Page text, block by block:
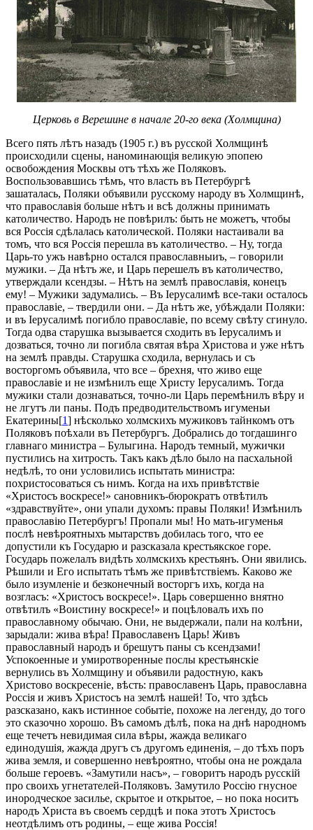
Церковь в Верешине в начале 20-го века (Холмщина)
Всего пять лѣтъ назадъ (1905 г.) въ русской Холмщинѣ
происходили сцены, наноминающія великую эпопею
освобождения Москвы отъ тѣхъ же Поляковъ.
Воспользовавшись тѣмъ, что власть въ Петербургѣ
зашаталась, Поляки объявили русскому народу въ Холмщинѣ,
что православія больше нѣтъ и всѣ должны принимать
католичество. Народъ не повѣрилъ: быть не можетъ, чтобы
вся Россія сдѣлалась католической. Поляки настаивали ва
томъ, что вся Россія перешла въ католичество. – Ну, тогда
Царь-то ужъ навѣрно остался православныиъ, – говорили
мужики. – Да нѣтъ же, и Царь перешелъ въ католичество,
утверждали ксендзы. – Нѣтъ на землѣ православія, конецъ
ему! – Мужики задумались. – Въ Іерусалимѣ все-таки осталось
православіе, – твердили они. – Да нѣтъ же, убѣждали Поляки:
и въ Іерусалимѣ погибло православіе, по всему свѣту сгинуло.
Тогда одва старушка вызывается сходить въ Іерусалимъ и
дозваться, точно ли погибла святая вѣра Христова и уже нѣтъ
на землѣ правды. Старушка сходила, вернулась и съ
восторгомъ объявила, что все – брехня, что живо еще
православіе и не измѣнилъ еще Христу Іерусалимъ. Тогда
мужики стали дознаваться, точно-ли Царь перемѣнилъ вѣру и
не лгутъ ли паны. Подъ предводительствомъ игуменьи
Екатерины[1] нѣсколько холмскихъ мужиковъ тайнкомъ отъ
Поляковъ поѣхали въ Петербургъ. Добрались до тогдашинго
главнаго министра – Булыгина. Народъ темный, мужички
пустились на хитрость. Такъ какъ дѣло было на пасхальной
недѣлѣ, то они условились испытать министра:
похристосоваться съ нимъ. Когда на ихъ привѣтствіе
«Христосъ воскресе!» сановникъ-бюрократъ отвѣтилъ
«здравствуйте», они упали духомъ: правы Поляки! Измѣнилъ
православію Петербургъ! Пропали мы! Но мать-игуменья
послѣ невѣроятныхъ мытарствъ добилась того, что ее
допустили къ Государю и разсказала крестьякское горе.
Государь пожелалъ видѣть холмскихъ крестьянъ. Они явились.
Рѣшили и Его испытать тѣмъ же привѣтствіемъ. Каково же
было изумленіе и безконечный восторгъ ихъ, когда на
возгласъ: «Христосъ воскресе!». Царь совершенно внятно
отвѣтилъ «Воистину воскресе!» и поцѣловалъ ихъ по
православному обычаю. Они, не выдержали, пали на колѣни,
зарыдали: жива вѣра! Православенъ Царь! Живъ
православный народъ и брешутъ паны съ ксендзами!
Успокоенные и умиротворенные послы крестьянскіе
вернулись въ Холмщину и объявили радостную, какъ
Христово воскресеніе, вѣсть: православенъ Царь, православна
Россія и живъ Христосъ на землѣ нашей! То, что здѣсь
разсказано, какъ истинное событіе, похоже на легенду, до того
это сказочно хорошо. Въ самомъ дѣлѣ, пока на днѣ народномъ
еще течетъ невидимая сила вѣры, жажда великаго
единодушія, жажда другъ съ другомъ единенія, – до тѣхъ поръ
жива земля, и совершенно невѣроятно, чтобы она не рождала
больше героевъ. «Замутили насъ», – говоритъ народъ русскій
про своихъ угнетателей-Поляковъ. Замутило Россію гнусное
инородческое засилье, скрытое и открытое, – но пока носитъ
народъ Христа въ своемъ сердцѣ и пока этотъ Христосъ
неотдѣлимъ отъ родины, – еще жива Россія!